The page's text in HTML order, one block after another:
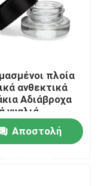
πλοία
ανθεκτικά
Αδιάβροχα
γυαλιά
έλαια βάζα
Αποστολή